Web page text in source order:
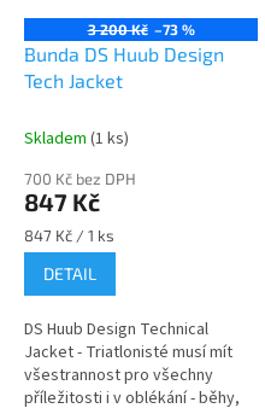
3 200 Kč –73 %
Bunda DS Huub Design
Tech Jacket
Skladem (1 ks)
700 Kč bez DPH
847 Kč
Měrná
cena:
847 Kč / 1 ks
DETAIL
DS Huub Design Technical
Jacket - Triatlonisté musí mít
všestrannost pro všechny
příležitosti i v oblékání - běhy,